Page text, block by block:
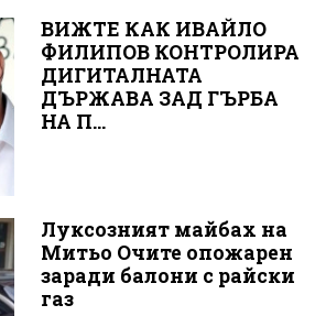
ВИЖТЕ КАК ИВАЙЛО
ФИЛИПОВ КОНТРОЛИРА
ДИГИТАЛНАТА
ДЪРЖАВА ЗАД ГЪРБА
НА П...
Луксозният майбах на
Митьо Очите опожарен
заради балони с райски
газ